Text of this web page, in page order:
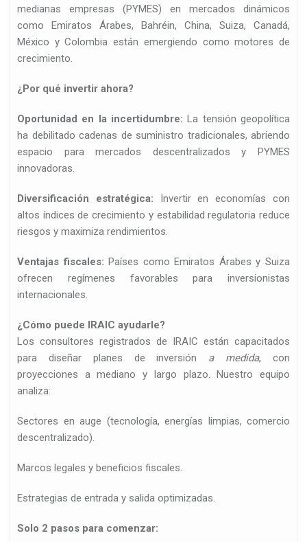
medianas empresas (PYMES) en mercados dinámicos
como Emiratos Árabes, Bahréin, China, Suiza, Canadá,
México y Colombia están emergiendo como motores de
crecimiento.
¿Por qué invertir ahora?
Oportunidad en la incertidumbre: La tensión geopolítica
ha debilitado cadenas de suministro tradicionales, abriendo
espacio para mercados descentralizados y PYMES
innovadoras.
Diversificación estratégica: Invertir en economías con
altos índices de crecimiento y estabilidad regulatoria reduce
riesgos y maximiza rendimientos.
Ventajas fiscales: Países como Emiratos Árabes y Suiza
ofrecen regímenes favorables para inversionistas
internacionales.
¿Cómo puede IRAIC ayudarle?
Los consultores registrados de IRAIC están capacitados
para diseñar planes de inversión a medida, con
proyecciones a mediano y largo plazo. Nuestro equipo
analiza:
Sectores en auge (tecnología, energías limpias, comercio
descentralizado).
Marcos legales y beneficios fiscales.
Estrategias de entrada y salida optimizadas.
Solo 2 pasos para comenzar: